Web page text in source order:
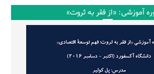
آموزشی: «از فقر به ثروت»